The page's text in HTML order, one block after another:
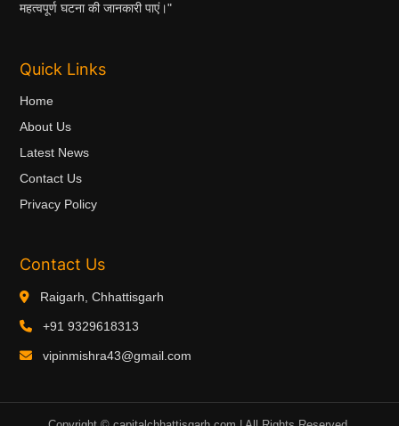
महत्वपूर्ण घटना की जानकारी पाएं।"
Quick Links
Home
About Us
Latest News
Contact Us
Privacy Policy
Contact Us
Raigarh, Chhattisgarh
+91 9329618313
vipinmishra43@gmail.com